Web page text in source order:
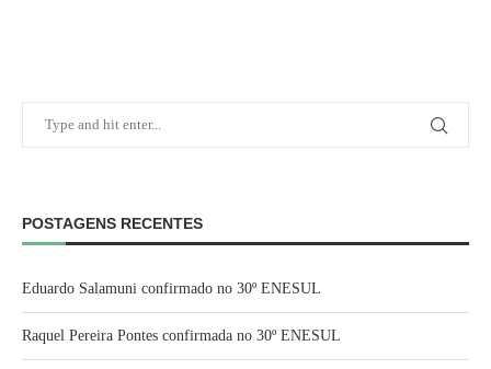
POSTAGENS RECENTES
Eduardo Salamuni confirmado no 30º ENESUL
Raquel Pereira Pontes confirmada no 30º ENESUL